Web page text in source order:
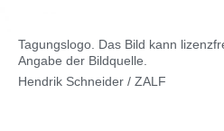
Tagungslogo. Das Bild kann
Angabe der Bildquelle.
Hendrik Schneider / ZALF